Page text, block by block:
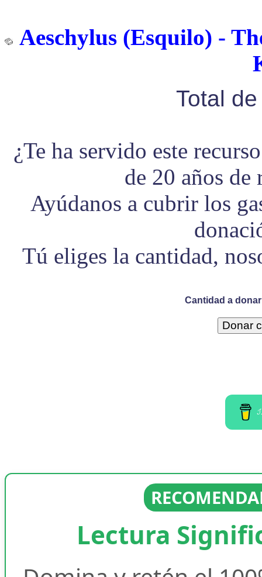
Aeschylus (Esquilo) -
Total
¿Te ha servido este
de 20 años
Ayúdanos a cubrir los
Tú eliges la cantidad,
Cantidad a
Lectura